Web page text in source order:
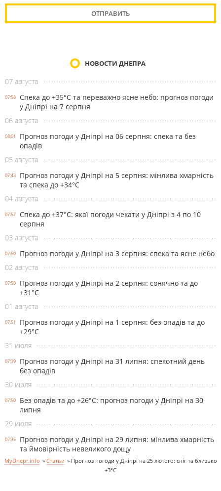
НОВОСТИ ДНЕПРА
07 августа
07:58
Спека до +35°С та переважно ясне небо: прогноз погоди
у Дніпрі на 7 серпня
06 августа
08:01
Прогноз погоди у Дніпрі на 06 серпня: спека та без
опадів
05 августа
07:43
Прогноз погоди у Дніпрі на 5 серпня: мінлива хмарність
та спека до +34°С
04 августа
07:57
Спека до +37°С: якої погоди чекати у Дніпрі з 4 по 10
серпня
03 августа
07:50
Прогноз погоди у Дніпрі на 3 серпня: спека та ясне небо
02 августа
07:59
Прогноз погоди у Дніпрі на 2 серпня: сонячно та до
+31°С
01 августа
07:51
Прогноз погоди у Дніпрі на 1 серпня: без опадів та до
+29°С
31 июля
07:39
Прогноз погоди у Дніпрі на 31 липня: спекотний день
без опадів
30 июля
07:50
Без опадів та до +26°С: прогноз погоди у Дніпрі на 30
липня
29 июля
07:35
Прогноз погоди у Дніпрі на 29 липня: мінлива хмарність
та ймовірність невеликого дощу
MyDnepr.info » Статьи » Прогноз погоди у Дніпрі на 25 лютого: сніг та близько
+3°С